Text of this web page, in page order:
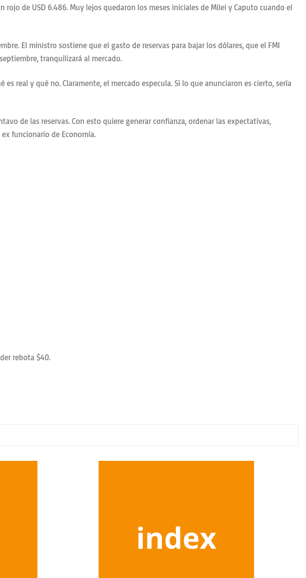
de USD 6.486. Muy lejos quedaron los meses iniciales de Milei y Caputo cuando el
El ministro sostiene que el gasto de reservas para bajar los dólares, que el FMI
tranquilizará al mercado.
real y qué no. Claramente, el mercado especula. Si lo que anunciaron es cierto, sería
de las reservas. Con esto quiere generar confianza, ordenar las expectativas,
funcionario de Economía.
rebota $40.